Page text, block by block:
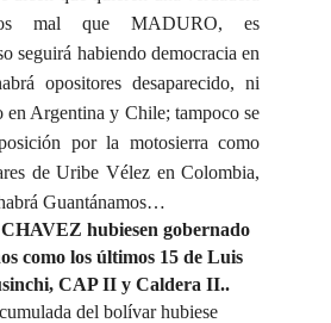
mal que MADURO, es
seguirá habiendo democracia en
opositores desaparecido, ni
en Argentina y Chile; tampoco se
por la motosierra como
de Uribe Vélez en Colombia,
Guantánamos…
hubiesen gobernado
como los últimos 15 de Luis
CAP II y Caldera II..
del bolívar hubiese